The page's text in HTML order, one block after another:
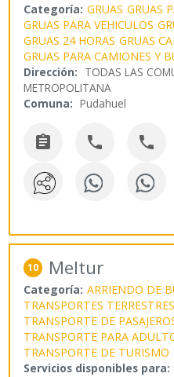
Categoría: GRUAS GRUAS
GRUAS PARA VEHICULOS
GRUAS 24 HORAS GRUAS
GRUAS PARA CAMIONES Y
Dirección: TODAS LAS
METROPOLITANA
Comuna: Pudahuel
  
10 Meltur
Categoría: ARRIENDO DE
TRANSPORTES TERRESTRES
TRANSPORTE DE
TRANSPORTE PARA
TRANSPORTE DE TURISMO
Servicios disponibles para: